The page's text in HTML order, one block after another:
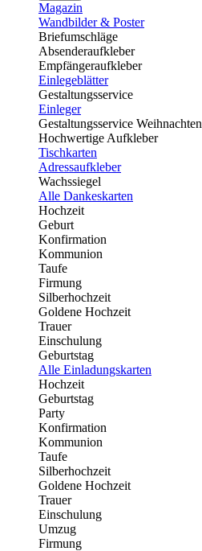
Magazin
Wandbilder & Poster
Briefumschläge
Absenderaufkleber
Empfängeraufkleber
Einlegeblätter
Gestaltungsservice
Einleger
Gestaltungsservice Weihnachten
Hochwertige Aufkleber
Tischkarten
Adressaufkleber
Wachssiegel
Alle Dankeskarten
Hochzeit
Geburt
Konfirmation
Kommunion
Taufe
Firmung
Silberhochzeit
Goldene Hochzeit
Trauer
Einschulung
Geburtstag
Alle Einladungskarten
Hochzeit
Geburtstag
Party
Konfirmation
Kommunion
Taufe
Silberhochzeit
Goldene Hochzeit
Trauer
Einschulung
Umzug
Firmung